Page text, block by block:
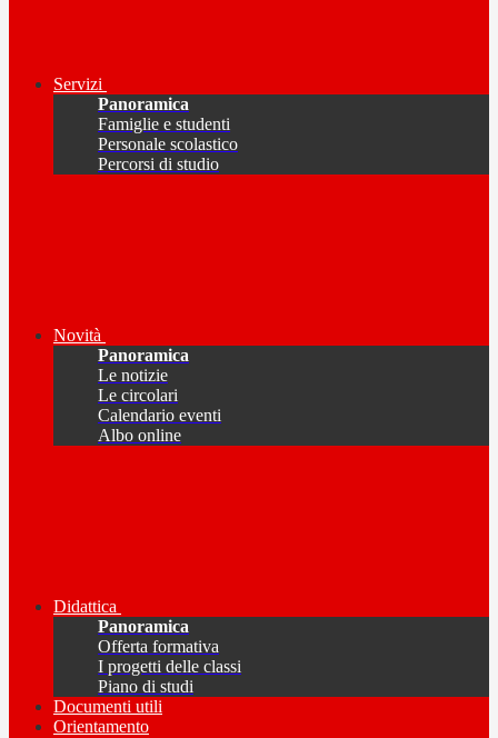
Servizi
Panoramica
Famiglie e studenti
Personale scolastico
Percorsi di studio
Novità
Panoramica
Le notizie
Le circolari
Calendario eventi
Albo online
Didattica
Panoramica
Offerta formativa
I progetti delle classi
Piano di studi
Documenti utili
Orientamento